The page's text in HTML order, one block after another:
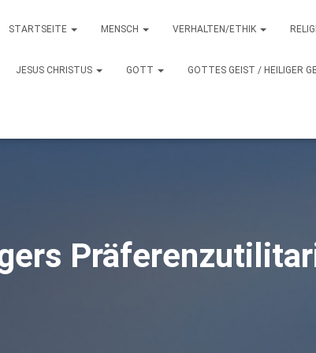
STARTSEITE MENSCH VERHALTEN/ETHIK
JESUS CHRISTUS GOTT GOTTES GEIST / HEILIGER